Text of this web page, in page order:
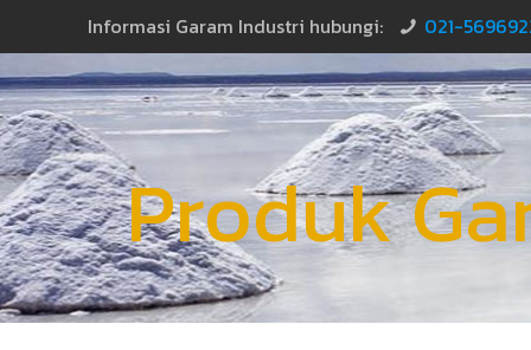
Informasi Garam Industri hubungi: 021-
Produk